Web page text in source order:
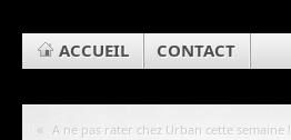
ACCUEIL CONTACT
« A ne pas rater chez Urban cette semaine !